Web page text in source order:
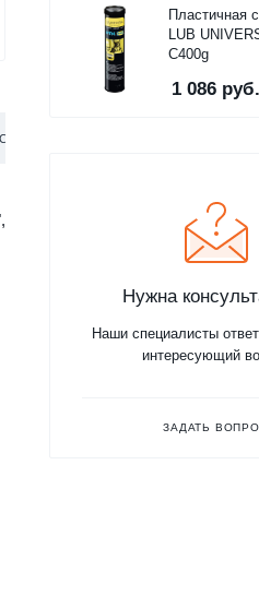
Пластичная
LUB
C400g
1 086 руб.
Нужна
Наши специалисты
интересующий
ЗАДАТЬ